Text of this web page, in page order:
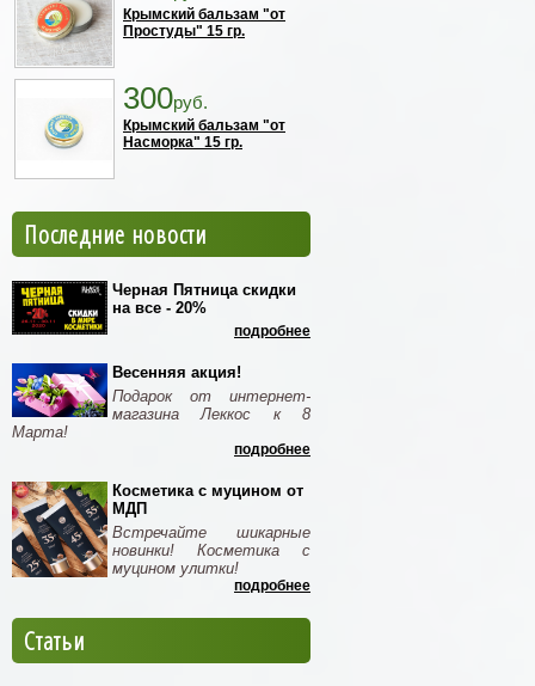
Крымский бальзам "от
Простуды" 15 гр.
300руб.
Крымский бальзам "от
Насморка" 15 гр.
Последние новости
Черная Пятница скидки
на все - 20%
подробнее
Весенняя акция!
Подарок от интернет-
магазина Леккос к 8
Марта!
подробнее
Косметика с муцином от
МДП
Встречайте шикарные
новинки! Косметика с
муцином улитки!
подробнее
Статьи